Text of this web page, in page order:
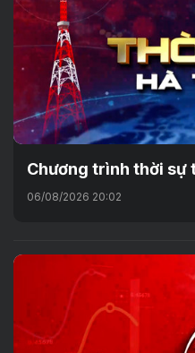
Chương trình thời
06/08/2026 20:02